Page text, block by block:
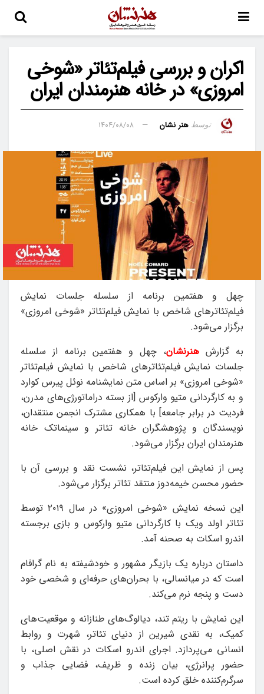
اکران و بررسی فیلم‌تئاتر «شوخی
امروزی» در خانه هنرمندان ایران
توسط هنر نشان ۱۴۰۴/۰۸/۰۸
چهل و هفتمین برنامه از سلسله جلسات نمایش
فیلم‌تئاترهای شاخص با نمایش فیلم‌تئاتر «شوخی امروزی»
برگزار می‌شود.
به گزارش هنرنشان، چهل و هفتمین برنامه از سلسله
جلسات نمایش فیلم‌تئاترهای شاخص با نمایش فیلم‌تئاتر
«شوخی امروزی» بر اساس متن نمایشنامه نوئل پیرس کوارد
و به کارگردانی متیو وارکوس [از بسته دراماتورژی‌های مدرن،
فردیت در برابر جامعه] با همکاری مشترک انجمن منتقدان،
نویسندگان و پژوهشگران خانه تئاتر و سینماتک خانه
هنرمندان ایران برگزار می‌شود.
پس از نمایش این فیلم‌تئاتر، نشست نقد و بررسی آن با
حضور محسن خیمه‌دوز منتقد تئاتر برگزار می‌شود.
این نسخه نمایش «شوخی امروزی» در سال ۲۰۱۹ توسط
تئاتر اولد ویک با کارگردانی متیو وارکوس و بازی برجسته‌
اندرو اسکات به صحنه آمد.
داستان درباره‌ یک بازیگر مشهور و خودشیفته به نام گرافام
است که در میانسالی، با بحران‌های حرفه‌ای و شخصی خود
دست و پنجه نرم می‌کند.
این نمایش با ریتم تند، دیالوگ‌های طنازانه و موقعیت‌های
کمیک، به نقدی شیرین از دنیای تئاتر، شهرت و روابط
انسانی می‌پردازد. اجرای اندرو اسکات در نقش اصلی، با
حضور پرانرژی، بیان زنده و ظریف، فضایی جذاب و
سرگرم‌کننده خلق کرده است.